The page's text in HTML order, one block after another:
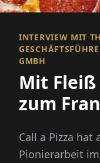
INTERVIEW MIT
GMBH
Mit
zum
Call a Pizza hat
Pionierarbeit